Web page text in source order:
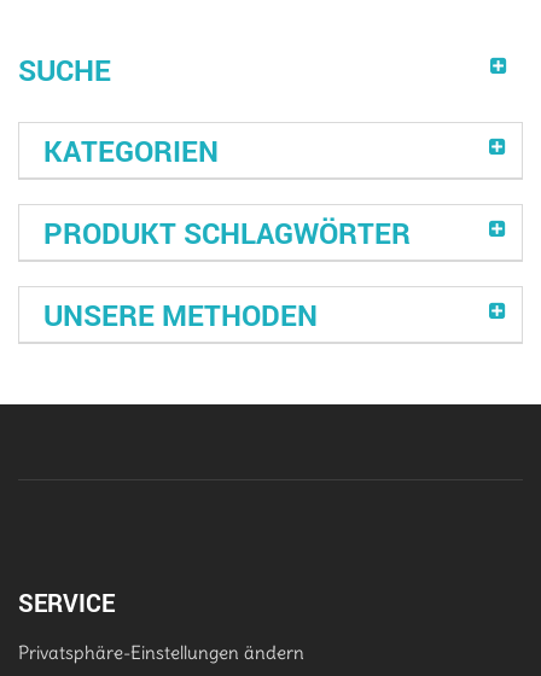
SUCHE
KATEGORIEN
PRODUKT SCHLAGWÖRTER
UNSERE METHODEN
SERVICE
Privatsphäre-Einstellungen ändern